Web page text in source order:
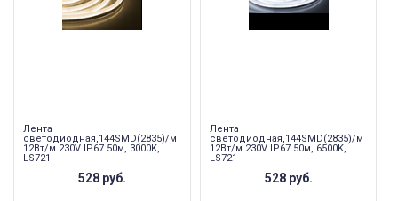
Лента
светодиодная,144SMD(2835)/м
12Вт/м 230V IP67 50м, 3000K,
LS721
528 руб.
Лента
светодиодная,144SMD(2835)/м
12Вт/м 230V IP67 50м, 6500K,
LS721
528 руб.